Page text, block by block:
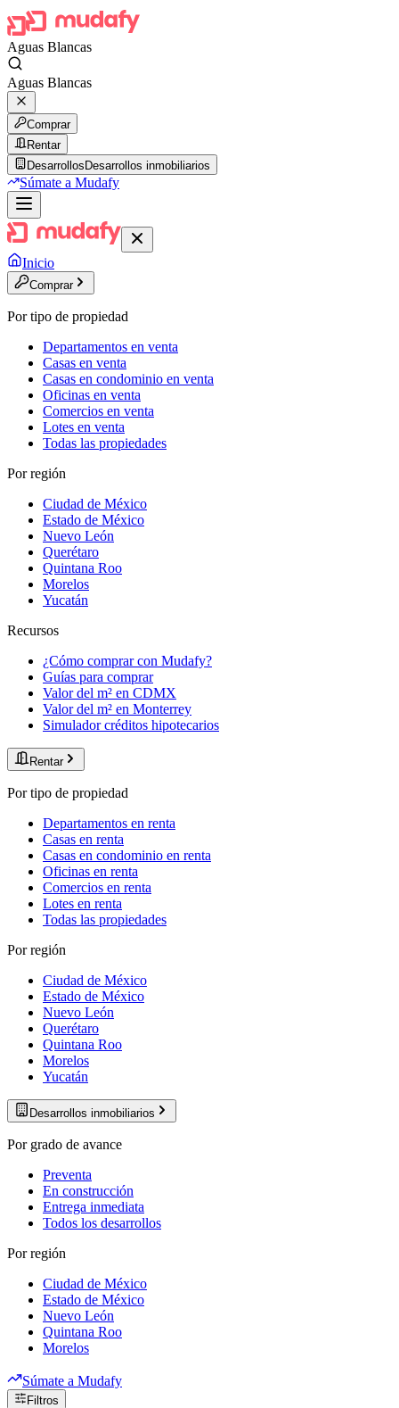
Aguas Blancas
Aguas Blancas
Comprar
Rentar
Desarrollos Desarrollos inmobiliarios
Súmate a Mudafy
Inicio
Comprar
Por tipo de propiedad
Departamentos en venta
Casas en venta
Casas en condominio en venta
Oficinas en venta
Comercios en venta
Lotes en venta
Todas las propiedades
Por región
Ciudad de México
Estado de México
Nuevo León
Querétaro
Quintana Roo
Morelos
Yucatán
Recursos
¿Cómo comprar con Mudafy?
Guías para comprar
Valor del m² en CDMX
Valor del m² en Monterrey
Simulador créditos hipotecarios
Rentar
Por tipo de propiedad
Departamentos en renta
Casas en renta
Casas en condominio en renta
Oficinas en renta
Comercios en renta
Lotes en renta
Todas las propiedades
Por región
Ciudad de México
Estado de México
Nuevo León
Querétaro
Quintana Roo
Morelos
Yucatán
Desarrollos inmobiliarios
Por grado de avance
Preventa
En construcción
Entrega inmediata
Todos los desarrollos
Por región
Ciudad de México
Estado de México
Nuevo León
Quintana Roo
Morelos
Súmate a Mudafy
Filtros